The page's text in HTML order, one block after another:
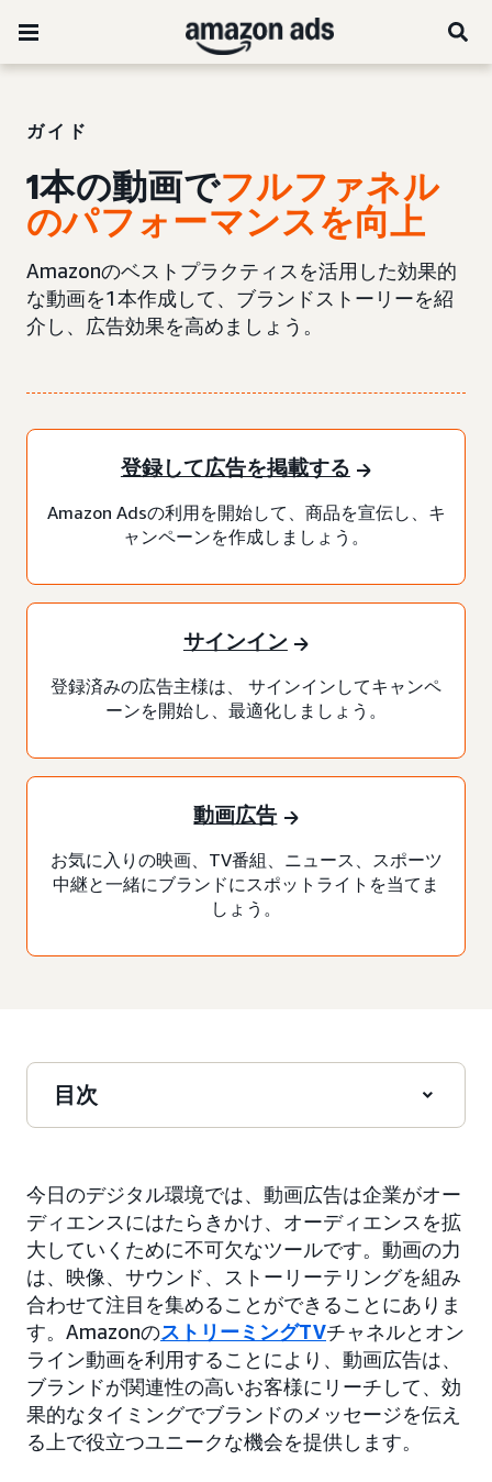
ガイド
1本の動画でフルファネル
のパフォーマンスを向上
Amazonのベストプラクティスを活用した効果的
な動画を1本作成して、ブランドストーリーを紹
介し、広告効果を高めましょう。
登録して広告を掲載する
Amazon Adsの利用を開始して、商品を宣伝し、キ
ャンペーンを作成しましょう。
サインイン
登録済みの広告主様は、 サインインしてキャンペ
ーンを開始し、最適化しましょう。
動画広告
お気に入りの映画、TV番組、ニュース、スポーツ
中継と一緒にブランドにスポットライトを当てま
しょう。
目次
今日のデジタル環境では、動画広告は企業がオー
ディエンスにはたらきかけ、オーディエンスを拡
大していくために不可欠なツールです。動画の力
は、映像、サウンド、ストーリーテリングを組み
合わせて注目を集めることができることにありま
す。AmazonのストリーミングTVチャネルとオン
ライン動画を利用することにより、動画広告は、
ブランドが関連性の高いお客様にリーチして、効
果的なタイミングでブランドのメッセージを伝え
る上で役立つユニークな機会を提供します。